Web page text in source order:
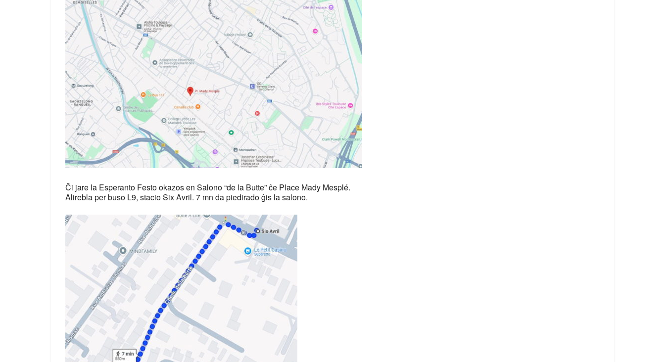
Ĉi jare la Esperanto Festo okazos en Salono “de la Butte” ĉe Place Mady Mesplé.
Alirebla per buso L9, stacio Six Avril. 7 mn da piedirado ĝis la salono.